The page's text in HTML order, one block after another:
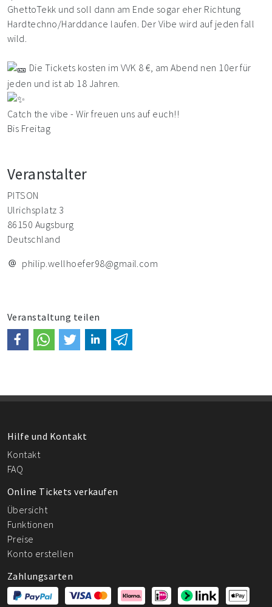
GhettoTekk und soll dann am Ende sogar eher Richtung
Hardtechno/Harddance laufen. Der Vibe wird auf jeden fall
wild.
Die Tickets kosten im VVK 8 €, am Abend nen 10er für
jeden und ist ab 18 Jahren.
Catch the vibe - Wir freuen uns auf euch!!
Bis Freitag
Veranstalter
PITSON
Ulrichsplatz 3
86150 Augsburg
Deutschland
philip.wellhoefer98@gmail.com
Veranstaltung teilen
Hilfe und Kontakt
Kontakt
FAQ
Online Tickets verkaufen
Übersicht
Funktionen
Preise
Konto erstellen
Zahlungsarten